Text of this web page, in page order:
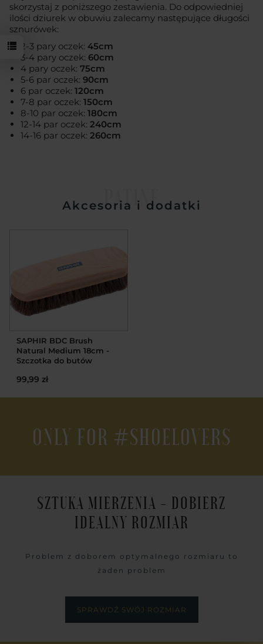
skorzystaj z poniższego zestawienia. Do odpowiedniej
ilości dziurek w obuwiu zalecamy następujące długości
sznurówek:
2-3 pary oczek: 45cm
3-4 pary oczek: 60cm
4 pary oczek: 75cm
5-6 par oczek: 90cm
6 par oczek: 120cm
7-8 par oczek: 150cm
8-10 par oczek: 180cm
12-14 par oczek: 240cm
14-16 par oczek: 260cm
PATINE
Akcesoria i dodatki
SAPHIR BDC Brush
Natural Medium 18cm -
Szczotka do butów
99,99 zł
ONLY FOR #SHOELOVERS
SZTUKA MIERZENIA - DOBIERZ
IDEALNY ROZMIAR
Problem z doborem optymalnego rozmiaru to
żaden problem
SPRAWDŹ SWÓJ ROZMIAR